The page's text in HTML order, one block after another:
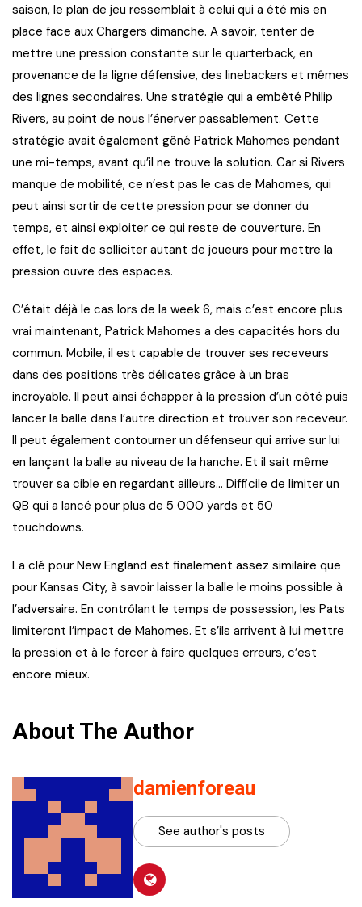
saison, le plan de jeu ressemblait à celui qui a été mis en
place face aux Chargers dimanche. A savoir, tenter de
mettre une pression constante sur le quarterback, en
provenance de la ligne défensive, des linebackers et mêmes
des lignes secondaires. Une stratégie qui a embêté Philip
Rivers, au point de nous l’énerver passablement. Cette
stratégie avait également gêné Patrick Mahomes pendant
une mi-temps, avant qu’il ne trouve la solution. Car si Rivers
manque de mobilité, ce n’est pas le cas de Mahomes, qui
peut ainsi sortir de cette pression pour se donner du
temps, et ainsi exploiter ce qui reste de couverture. En
effet, le fait de solliciter autant de joueurs pour mettre la
pression ouvre des espaces.
C’était déjà le cas lors de la week 6, mais c’est encore plus
vrai maintenant, Patrick Mahomes a des capacités hors du
commun. Mobile, il est capable de trouver ses receveurs
dans des positions très délicates grâce à un bras
incroyable. Il peut ainsi échapper à la pression d’un côté puis
lancer la balle dans l’autre direction et trouver son receveur.
Il peut également contourner un défenseur qui arrive sur lui
en lançant la balle au niveau de la hanche. Et il sait même
trouver sa cible en regardant ailleurs… Difficile de limiter un
QB qui a lancé pour plus de 5 000 yards et 50
touchdowns.
La clé pour New England est finalement assez similaire que
pour Kansas City, à savoir laisser la balle le moins possible à
l’adversaire. En contrôlant le temps de possession, les Pats
limiteront l’impact de Mahomes. Et s’ils arrivent à lui mettre
la pression et à le forcer à faire quelques erreurs, c’est
encore mieux.
About The Author
damienforeau
See author's posts